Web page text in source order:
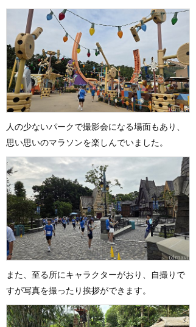
人の少ないパークで撮影会になる場面もあり、
思い思いのマラソンを楽しんでいました。
また、至る所にキャラクターがおり、自撮りで
すが写真を撮ったり挨拶ができます。